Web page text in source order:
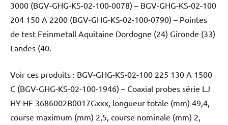
3000 (BGV-GHG-KS-02-100-0078) – BGV-GHG-KS-02-100
204 150 A 2200 (BGV-GHG-KS-02-100-0790) – Pointes
de test Feinmetall Aquitaine Dordogne (24) Gironde (33)
Landes (40.
Voir ces produits : BGV-GHG-KS-02-100 225 130 A 1500
C (BGV-GHG-KS-02-100-1946) – Coaxial probes série LJ
HY-HF 3686002B0017Gxxx, longueur totale (mm) 49,4,
course maximum (mm) 2,5, course nominale (mm) 2,